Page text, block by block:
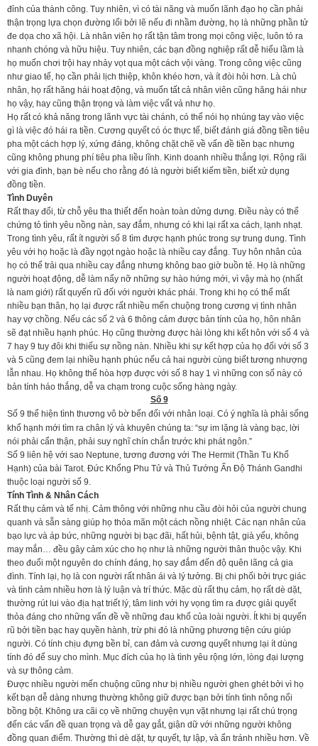
đỉnh của thành công. Tuy nhiên, vì có tài năng và muốn lãnh đạo họ cần phải
thận trọng lựa chọn đường lối bởi lẽ nếu đi nhầm đường, họ là những phần tử
đe dọa cho xã hội. Là nhân viên họ rất tận tâm trong mọi công việc, luôn tỏ ra
nhanh chóng và hữu hiệu. Tuy nhiên, các bạn đồng nghiệp rất dễ hiểu lầm là
họ muốn chơi trội hay nhảy vọt qua một cách vội vàng. Trong công việc cũng
như giao tế, họ cần phải lịch thiệp, khôn khéo hơn, và ít đòi hỏi hơn. Là chủ
nhân, họ rất hăng hái hoạt động, và muốn tất cả nhân viên cũng hăng hái như
họ vậy, hay cũng thận trọng và làm việc vất vả như họ.
Họ rất có khả năng trong lãnh vực tài chánh, có thể nói họ nhúng tay vào việc
gì là việc đó hái ra tiền. Cương quyết có óc thực tế, biết đánh giá đồng tiền tiêu
pha một cách hợp lý, xứng đáng, không chặt chẽ về vấn đề tiền bạc nhưng
cũng không phung phí tiêu pha liều lĩnh. Kinh doanh nhiều thắng lợi. Rộng rãi
với gia đình, bạn bè nếu cho rằng đó là người biết kiếm tiền, biết xử dụng
đồng tiền.
Tình Duyên
Rất thay đổi, từ chỗ yêu tha thiết đến hoàn toàn dửng dưng. Điều này có thể
chứng tỏ tình yêu nồng nàn, say đắm, nhưng có khi lại rất xa cách, lạnh nhạt.
Trong tình yêu, rất ít người số 8 tìm được hạnh phúc trong sự trung dung. Tình
yêu với họ hoặc là đầy ngọt ngào hoặc là nhiều cay đắng. Tuy hôn nhân của
họ có thể trải qua nhiều cay đắng nhưng không bao giờ buồn tẻ. Họ là những
người hoạt động, dễ làm nẩy nỡ những sự hào hứng mới, vì vậy mà họ (nhất
là nam giới) rất quyến rũ đối với người khác phái. Trong khi họ có thể mất
nhiều bạn thân, họ lại được rất nhiều mến chuộng trong cương vị tình nhân
hay vợ chồng. Nếu các số 2 và 6 thông cảm được bản tính của họ, hôn nhân
sẽ đạt nhiều hạnh phúc. Họ cũng thường được hài lòng khi kết hôn với số 4 và
7 hay 9 tuy đôi khi thiếu sự nồng nàn. Nhiều khi sự kết hợp của họ đối với số 3
và 5 cũng đem lại nhiều hạnh phúc nếu cả hai người cùng biết tương nhượng
lẫn nhau. Họ không thể hòa hợp được với số 8 hay 1 vì những con số này có
bản tính háo thắng, dễ va chạm trong cuộc sống hàng ngày.
Số 9
Số 9 thể hiện tình thương vô bờ bến đối với nhân loại. Có ý nghĩa là phải sống
khổ hạnh mới tìm ra chân lý và khuyên chúng ta: “sự im lặng là vàng bạc, lời
nói phải cẩn thận, phải suy nghĩ chín chắn trước khi phát ngôn.”
Số 9 liên hệ với sao Neptune, tương đương với The Hermit (Thần Tu Khổ
Hạnh) của bài Tarot. Đức Khổng Phu Tử và Thủ Tướng Ấn Độ Thánh Gandhi
thuộc loại người số 9.
Tính Tình & Nhân Cách
Rất thụ cảm và tế nhị. Cảm thông với những nhu cầu đòi hỏi của người chung
quanh và sẵn sàng giúp họ thỏa mãn một cách nồng nhiệt. Các nạn nhân của
bạo lực và áp bức, những người bị bạc đãi, hất hủi, bệnh tật, già yếu, không
may mắn… đều gây cảm xúc cho họ như là những người thân thuộc vậy. Khi
theo đuổi một nguyên do chính đáng, họ say đắm đến độ quên lãng cả gia
đình. Tính lại, họ là con người rất nhân ái và lý tưởng. Bị chi phối bởi trực giác
và tình cảm nhiều hơn là lý luận và trí thức. Mặc dù rất thụ cảm, họ rất dè dặt,
thường rút lui vào địa hạt triết lý, tâm linh với hy vọng tìm ra được giải quyết
thỏa đáng cho những vấn đề về những đau khổ của loài người. Ít khi bị quyến
rũ bởi tiền bạc hay quyền hành, trừ phi đó là những phương tiện cứu giúp
người. Có tính chịu đựng bền bỉ, can đảm và cương quyết nhưng lại ít dùng
tính đó để suy cho mình. Mục đích của họ là tình yêu rộng lớn, lòng đại lượng
và sự thông cảm.
Được nhiều người mến chuộng cũng như bị nhiều người ghen ghét bởi vì họ
kết bạn dễ dàng nhưng thường không giữ được bạn bởi tính tình nông nổi
bồng bột. Không ưa cãi cọ về những chuyện vụn vặt nhưng lại rất chú trọng
đến các vấn đề quan trọng và dễ gay gắt, giận dữ với những người không
đồng quan điểm. Thường thì dè dặt, tự quyết, tự lập, và ẩn tránh nhiều hơn. Về